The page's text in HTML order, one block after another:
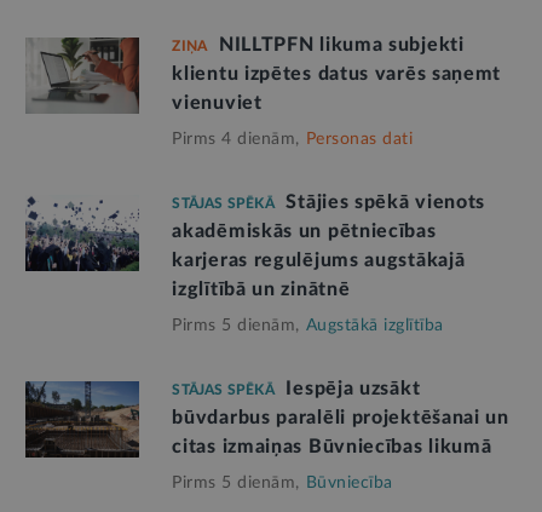
ZIŅA
NILLTPFN likuma subjekti
klientu izpētes datus varēs saņemt
vienuviet
Pirms 4 dienām, Personas dati
STĀJAS SPĒKĀ
Stājies spēkā vienots
akadēmiskās un pētniecības
karjeras regulējums augstākajā
izglītībā un zinātnē
Pirms 5 dienām, Augstākā izglītība
STĀJAS SPĒKĀ
Iespēja uzsākt
būvdarbus paralēli projektēšanai un
citas izmaiņas Būvniecības likumā
Pirms 5 dienām, Būvniecība